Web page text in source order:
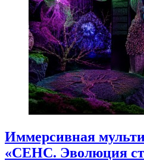
Иммерсивная
«СЕНС. Эволюция